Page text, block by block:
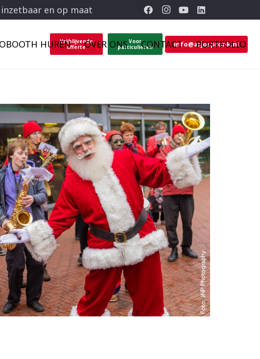
en op maat
HUREN OVER ONS CONTACT PORTFOLIO
Vrijblijvende
offerte
Voor
particulieren
info@arjospronk.nl